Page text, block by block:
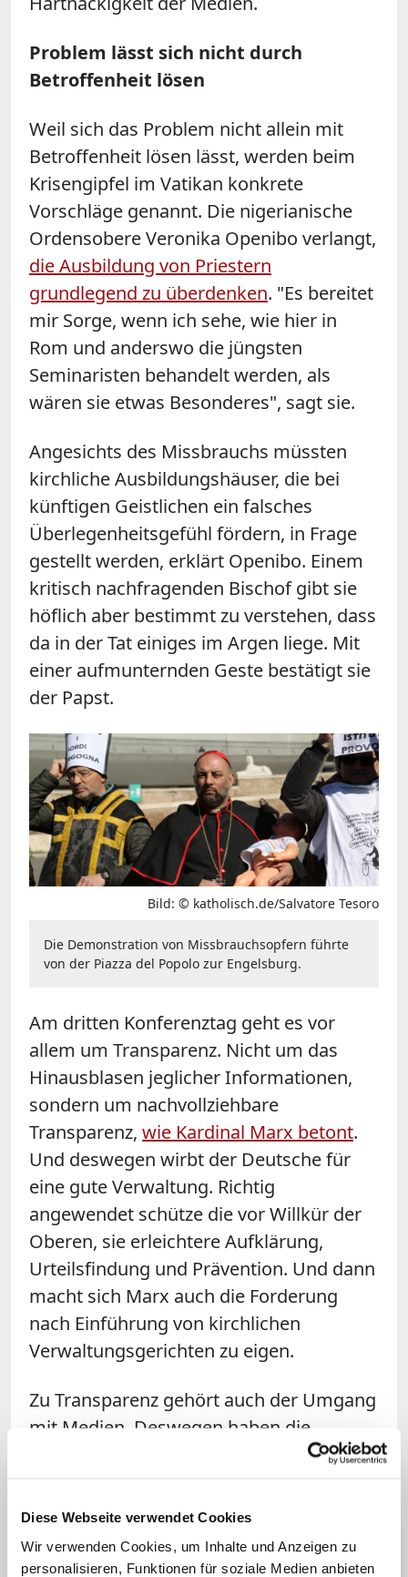
Diese Webseite verwendet Cookies
Wir verwenden Cookies, um Inhalte und Anzeigen zu
personalisieren, Funktionen für soziale Medien anbieten
Problem lässt sich nicht durch
Betroffenheit lösen
Weil sich das Problem nicht allein mit
Betroffenheit lösen lässt, werden beim
Krisengipfel im Vatikan konkrete
Vorschläge genannt. Die nigerianische
Ordensobere Veronika Openibo verlangt,
die Ausbildung von Priestern
grundlegend zu überdenken. "Es bereitet
mir Sorge, wenn ich sehe, wie hier in
Rom und anderswo die jüngsten
Seminaristen behandelt werden, als
wären sie etwas Besonderes", sagt sie.
Angesichts des Missbrauchs müssten
kirchliche Ausbildungshäuser, die bei
künftigen Geistlichen ein falsches
Überlegenheitsgefühl fördern, in Frage
gestellt werden, erklärt Openibo. Einem
kritisch nachfragenden Bischof gibt sie
höflich aber bestimmt zu verstehen, dass
da in der Tat einiges im Argen liege. Mit
einer aufmunternden Geste bestätigt sie
der Papst.
Bild: © katholisch.de/Salvatore Tesoro
Die Demonstration von Missbrauchsopfern führte
von der Piazza del Popolo zur Engelsburg.
Am dritten Konferenztag geht es vor
allem um Transparenz. Nicht um das
Hinausblasen jeglicher Informationen,
sondern um nachvollziehbare
Transparenz, wie Kardinal Marx betont.
Und deswegen wirbt der Deutsche für
eine gute Verwaltung. Richtig
angewendet schütze die vor Willkür der
Oberen, sie erleichtere Aufklärung,
Urteilsfindung und Prävention. Und dann
macht sich Marx auch die Forderung
nach Einführung von kirchlichen
Verwaltungsgerichten zu eigen.
Zu Transparenz gehört auch der Umgang
mit Medien. Deswegen haben die
mexikanische Vatikan-Journalistin
Valentina Alazraki eingeladen. Sie erklärt
den Kirchenoberen: "Wenn Sie gegen